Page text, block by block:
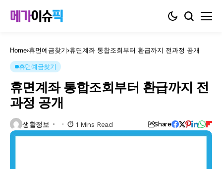
Home 휴먼예금찾기 휴면계좌 통합조회부터 환급까지 전과정 공개
휴먼예금찾기
휴면계좌 통합조회부터 환급까지 전
과정 공개
생활정보 1 Mins Read Share